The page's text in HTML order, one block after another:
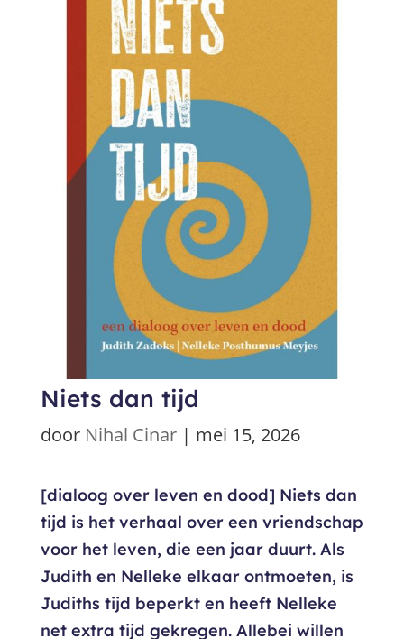
Niets dan tijd
door Nihal Cinar| mei 15, 2026
[dialoog over leven en dood] Niets dan
tijd is het verhaal over een vriendschap
voor het leven, die een jaar duurt. Als
Judith en Nelleke elkaar ontmoeten, is
Judiths tijd beperkt en heeft Nelleke
net extra tijd gekregen. Allebei willen